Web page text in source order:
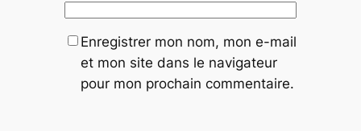
Enregistrer mon nom, mon e-mail
et mon site dans le navigateur
pour mon prochain commentaire.